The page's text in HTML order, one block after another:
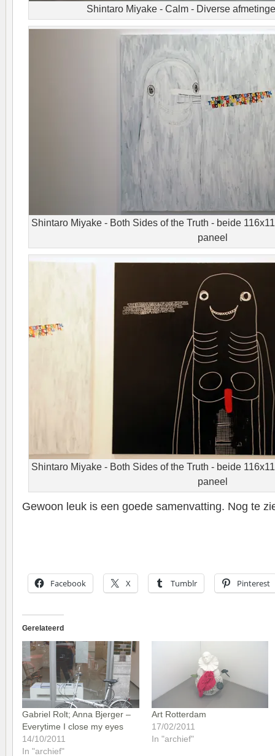
Shintaro Miyake - Calm - Diverse
Shintaro Miyake - Both Sides of the Truth - beide
paneel
Shintaro Miyake - Both Sides of the Truth - beide
paneel
Gewoon leuk is een goede samenvatting. Nog te
Facebook X Tumblr Pinterest
Gerelateerd
Gabriel Rolt; Anna Bjerger –
Everytime I close my eyes
14/10/2011
In "archief"
Art Rotterdam
17/02/2011
In "archief"